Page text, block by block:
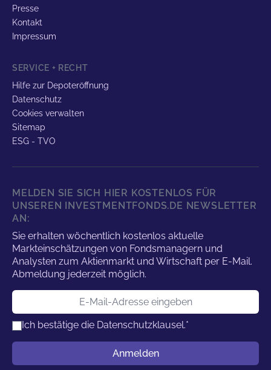
Presse
Kontakt
Impressum
SERVICE + RECHT
Hilfe zur Depoteröffnung
Datenschutz
Cookies verwalten
Sitemap
ESG - TVO
MELDEN SIE SICH HIER KOSTENLOS FÜR
UNSEREN INVESTMENTFONDS.DE NEWSLETTER
AN:
Sie erhalten wöchentlich kostenlos aktuelle
Markteinschätzungen von Fondsmanagern und
Analysten zum Aktienmarkt und Wirtschaft per E-Mail.
Abmeldung jederzeit möglich.
E-Mail-Adresse
Ich bestätige die Datenschutzklausel.*
Anmelden